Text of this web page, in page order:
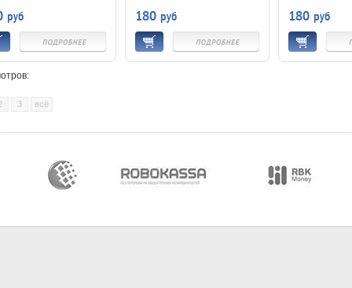
настоящего
прежде, чем тот
себя снова…
руб
задушенной. Теперь уже мисс
Марпл задета лично и не
остановится, пока не
распутает преступление до
конца.
у нас есть известная
180 руб
просит, чтобы
изучила
180 руб
3 всё